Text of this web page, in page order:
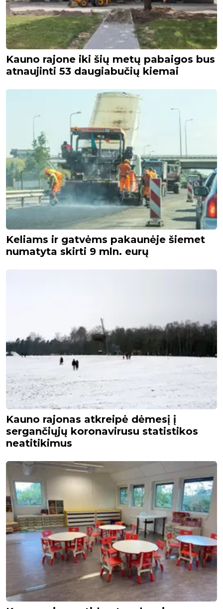
Kauno rajone iki šių metų pabaigos bus
atnaujinti 53 daugiabučių kiemai
Keliams ir gatvėms pakaunėje šiemet
numatyta skirti 9 mln. eurų
Kauno rajonas atkreipė dėmesį į
sergančiųjų koronavirusu statistikos
neatitikimus